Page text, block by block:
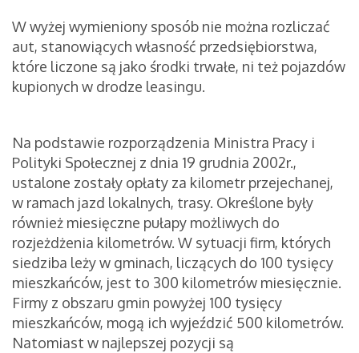
W wyżej wymieniony sposób nie można rozliczać
aut, stanowiących własność przedsiębiorstwa,
które liczone są jako środki trwałe, ni też pojazdów
kupionych w drodze leasingu.
Na podstawie rozporządzenia Ministra Pracy i
Polityki Społecznej z dnia 19 grudnia 2002r.,
ustalone zostały opłaty za kilometr przejechanej,
w ramach jazd lokalnych, trasy. Określone były
również miesięczne pułapy możliwych do
rozjeżdżenia kilometrów. W sytuacji firm, których
siedziba leży w gminach, liczących do 100 tysięcy
mieszkańców, jest to 300 kilometrów miesięcznie.
Firmy z obszaru gmin powyżej 100 tysięcy
mieszkańców, mogą ich wyjeździć 500 kilometrów.
Natomiast w najlepszej pozycji są